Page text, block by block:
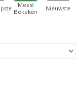
Meest
Bekeken
Nieuwste